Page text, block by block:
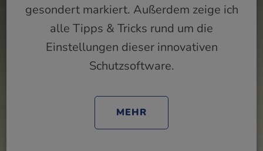
gesondert markiert. Außerdem zeige ich
alle Tipps & Tricks rund um die
Einstellungen dieser innovativen
Schutzsoftware.
MEHR